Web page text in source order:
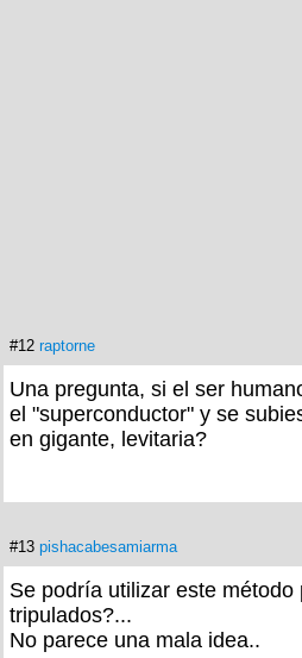
#12 raptorne
Una pregunta, si el ser
el "superconductor" y se
en gigante, levitaria?
#13 pishacabesamiarma
Se podría utilizar este
tripulados?...
No parece una mala idea..